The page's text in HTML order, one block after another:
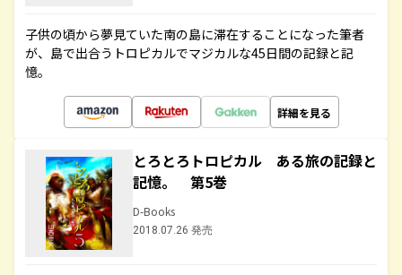
子供の頃から夢見ていた南の島に滞在することになった筆者
が、島で出合うトロピカルでマジカルな45日間の記録と記
憶。
詳細を見る
とろとろトロピカル ある旅の記録と
記憶。 第5巻
D-Books
2018.07.26 発売